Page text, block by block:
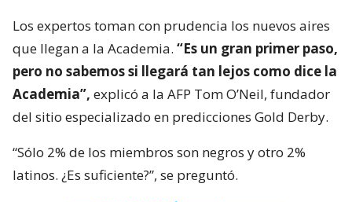
Los expertos toman con prudencia los nuevos aires
que llegan a la Academia. “Es un gran primer paso,
pero no sabemos si llegará tan lejos como dice la
Academia”, explicó a la AFP Tom O’Neil, fundador
del sitio especializado en predicciones Gold Derby.
“Sólo 2% de los miembros son negros y otro 2%
latinos. ¿Es suficiente?”, se preguntó.